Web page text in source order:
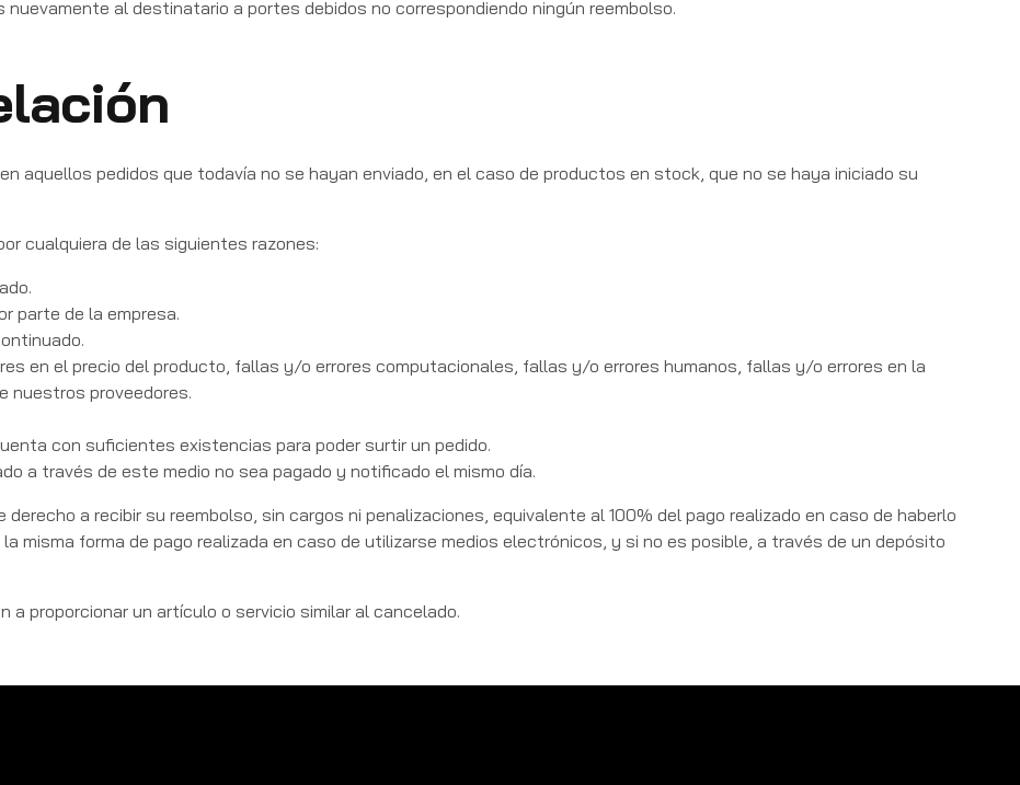
al destinatario a portes debidos no correspondiendo ningún reembolso.
aquellos pedidos que todavía no se hayan enviado, en el caso de productos en stock, que no se haya iniciado su
cualquiera de las siguientes razones:
parte de la empresa.
en el precio del producto, fallas y/o errores computacionales, fallas y/o errores humanos, fallas y/o errores en la
nuestros proveedores.
con suficientes existencias para poder surtir un pedido.
a través de este medio no sea pagado y notificado el mismo día.
a recibir su reembolso, sin cargos ni penalizaciones, equivalente al 100% del pago realizado en caso de haberlo
misma forma de pago realizada en caso de utilizarse medios electrónicos, y si no es posible, a través de un depósito
proporcionar un artículo o servicio similar al cancelado.